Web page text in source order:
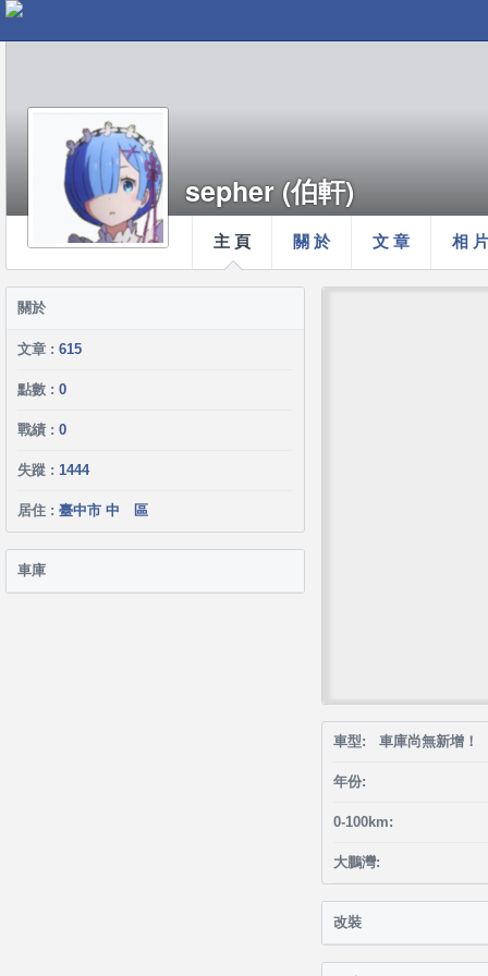
主 頁 關 於 文 章 相 片
sepher (伯軒)
關於
文章 : 615
點數 : 0
戰績 : 0
失蹤 : 1444
居住 : 臺中市 中 區
車庫
車型: 車庫尚無新增！
年份:
0-100km:
大鵬灣:
改裝